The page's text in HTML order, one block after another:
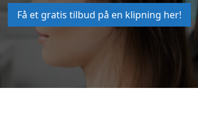
Få et gratis tilbud på en klipning her!